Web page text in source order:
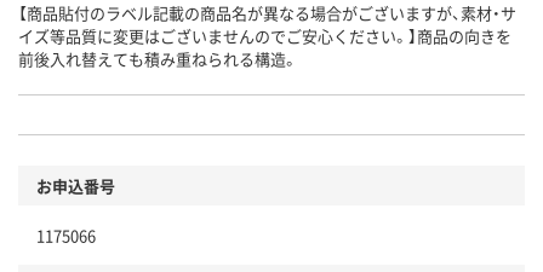
【商品貼付のラベル記載の商品名が異なる場合がございますが、素材・サ
イズ等品質に変更はございませんのでご安心ください。】商品の向きを
前後入れ替えても積み重ねられる構造。
お申込番号
1175066